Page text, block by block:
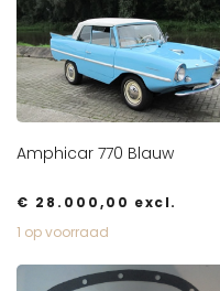
Amphicar 770 Blauw
€ 28.000,00 excl.
1 op voorraad